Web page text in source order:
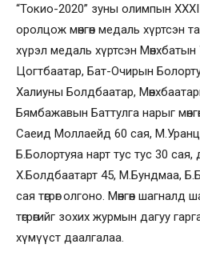
“Токио-2020” зуны олимпын
оролцож мөнгөн медаль хүртсэн
хүрэл медаль хүртсэн
Цогтбаатар, Бат-Очирын
Халиуны Болдбаатар,
Бямбажавын Баттулга нарыг
Саеид Моллаейд 60 сая,
Б.Болортуяа нарт тус тус 30 сая,
Х.Болдбаатарт 45, М.Бундмаа,
сая төгрөг олгоно. Мөнгөн
төгрөгийг зохих журмын дагуу
хүмүүст даалгалаа.